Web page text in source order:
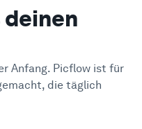
deinen
Anfang. Picflow ist für
die täglich